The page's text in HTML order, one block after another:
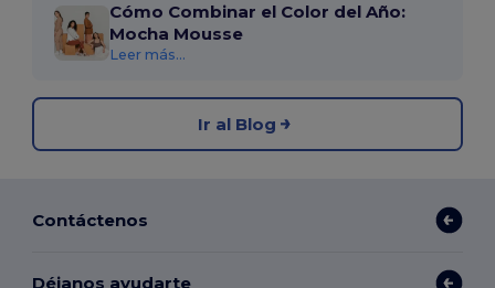
Cómo Combinar el Color del Año:
Mocha Mousse
Leer más...
Ir al Blog
Contáctenos
Déjanos ayudarte